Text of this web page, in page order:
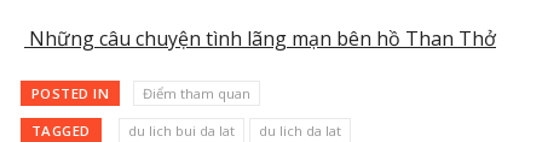
Những câu chuyện tình lãng mạn bên hồ Than Thở
POSTED IN Điểm tham quan
TAGGED du lich bui da lat
du lich da lat